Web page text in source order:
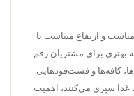
و ارتفاع متناسب با
بهتری برای مشتریان رقم
کافه‌ها و فست‌فودهایی
سپری می‌کنند، اهمیت